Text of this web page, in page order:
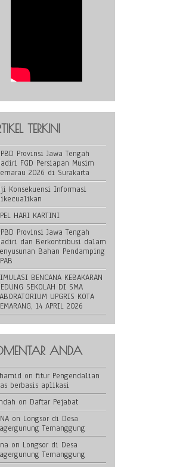
TERKINI
Provinsi Jawa Tengah
FGD Persiapan Musim
2026 di Surakarta
Konsekuensi Informasi
HARI KARTINI
Provinsi Jawa Tengah
dan Berkontribusi dalam
Bahan Pendamping
BENCANA KEBAKARAN
SEKOLAH DI SMA
UPGRIS KOTA
14 APRIL 2026
ANDA
on fitur Pengendalian
berbasis aplikasi
on Daftar Pejabat
on Longsor di Desa
Temanggung
on Longsor di Desa
Temanggung